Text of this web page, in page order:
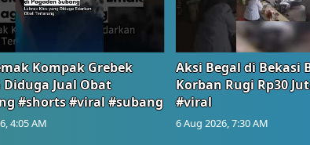
Kompak Grebek
Jual Obat
#shorts #viral #subang
4:05 AM
Aksi Begal di Bekasi
Korban Rugi Rp30
#viral
6 Aug 2026, 7:30 AM